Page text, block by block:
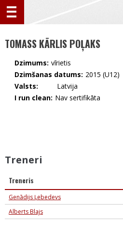
TOMASS KĀRLIS POĻAKS
Dzimums: vīrietis
Dzimšanas datums: 2015 (U12)
Valsts:
🇱🇻 Latvija
I run clean: Nav sertifikāta
Treneri
Treneris
Genādijs Ļebedevs
Alberts Blajs